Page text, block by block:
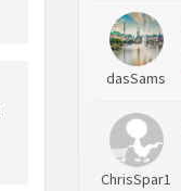
dasSams
ChrisSpar1